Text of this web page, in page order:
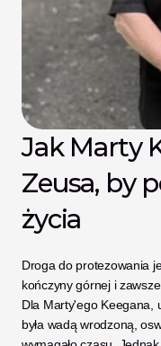
Jak Marty
Zeusa, by
życia
Droga do protezowania
kończyny górnej i
Dla Marty'ego Keegana,
była wadą wrodzoną,